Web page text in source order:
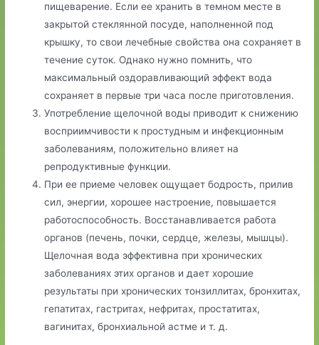
пищеварение. Если ее хранить в темном месте в
закрытой стеклянной посуде, наполненной под
крышку, то свои лечебные свойства она сохраняет в
течение суток. Однако нужно помнить, что
максимальный оздоравливающий эффект вода
сохраняет в первые три часа после приготовления.
Употребление щелочной воды приводит к снижению
восприимчивости к простудным и инфекционным
заболеваниям, положительно влияет на
репродуктивные функции.
При ее приеме человек ощущает бодрость, прилив
сил, энергии, хорошее настроение, повышается
работоспособность. Восстанавливается работа
органов (печень, почки, сердце, железы, мышцы).
Щелочная вода эффективна при хронических
заболеваниях этих органов и дает хорошие
результаты при хронических тонзиллитах, бронхитах,
гепатитах, гастритах, нефритах, простатитах,
вагинитах, бронхиальной астме и т. д.